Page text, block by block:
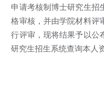
申请考核制博士研究生招
格审核，并由学院材料评
行评审，现将结果予以公
研究生招生系统查询本人